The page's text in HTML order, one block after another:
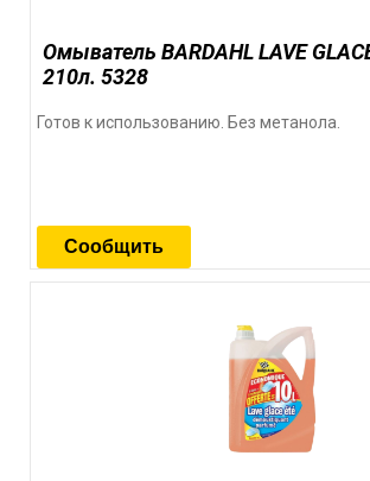
Омыватель BARDAHL LAVE
210л. 5328
Готов к использованию. Без метанола.
Сообщить